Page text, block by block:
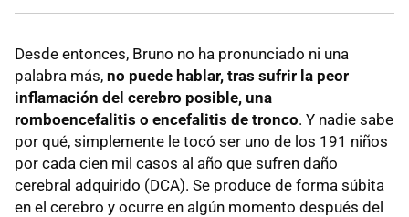
Desde entonces, Bruno no ha pronunciado ni una
palabra más, no puede hablar, tras sufrir la peor
inflamación del cerebro posible, una
romboencefalitis o encefalitis de tronco. Y nadie sabe
por qué, simplemente le tocó ser uno de los 191 niños
por cada cien mil casos al año que sufren daño
cerebral adquirido (DCA). Se produce de forma súbita
en el cerebro y ocurre en algún momento después del